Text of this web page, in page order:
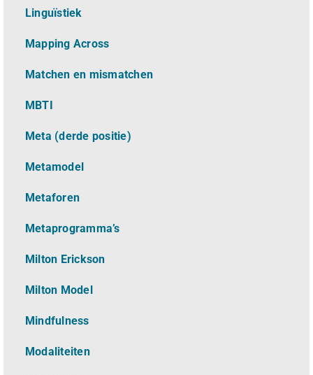
Linguïstiek
Mapping Across
Matchen en mismatchen
MBTI
Meta (derde positie)
Metamodel
Metaforen
Metaprogramma’s
Milton Erickson
Milton Model
Mindfulness
Modaliteiten